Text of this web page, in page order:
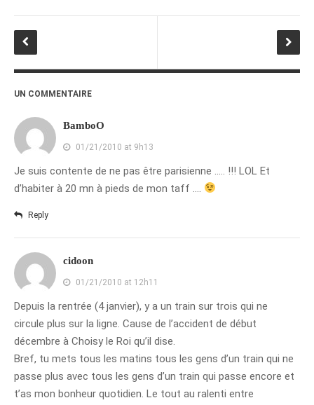
décembre 2010
novembre 2010
août 2010
juillet 2010
juin 2010
mai 2010
avril 2010
mars 2010
février 2010
janvier 2010
décembre 2009
novembre 2009
octobre 2009
septembre 2009
août 2009
UN COMMENTAIRE
BamboO
01/21/2010 at 9h13
Je suis contente de ne pas être parisienne ….. !!! LOL Et
d’habiter à 20 mn à pieds de mon taff ….
Reply
cidoon
01/21/2010 at 12h11
Depuis la rentrée (4 janvier), y a un train sur trois qui ne
circule plus sur la ligne. Cause de l’accident de début
décembre à Choisy le Roi qu’il dise.
Bref, tu mets tous les matins tous les gens d’un train qui ne
passe plus avec tous les gens d’un train qui passe encore et
t’as mon bonheur quotidien. Le tout au ralenti entre